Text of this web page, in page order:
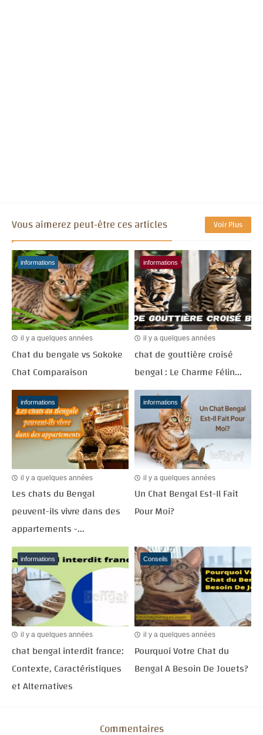
Vous aimerez peut-être ces articles Voir Plus
informations
il y a quelques années
Chat du bengale vs Sokoke
Chat Comparaison
informations
il y a quelques années
chat de gouttière croisé
bengal : Le Charme Félin...
informations
il y a quelques années
Les chats du Bengal
peuvent-ils vivre dans des
appartements -...
informations
il y a quelques années
Un Chat Bengal Est-Il Fait
Pour Moi?
informations
il y a quelques années
chat bengal interdit france:
Contexte, Caractéristiques
et Alternatives
Conseils
il y a quelques années
Pourquoi Votre Chat du
Bengal A Besoin De Jouets?
Commentaires